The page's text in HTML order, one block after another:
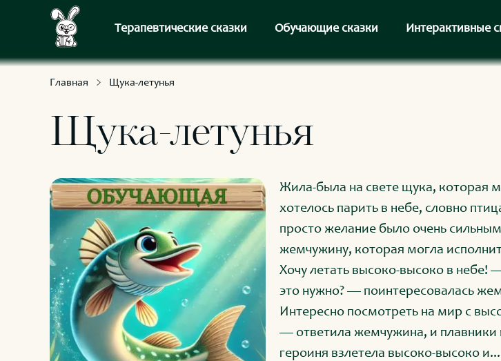
Терапевтические сказки Обучающие сказки Интерактивные
Для умных и любознательных
Главная Щука-летунья
Щука-летунья
Жила-была на свете щука, которая
хотелось парить в небе, словно
просто желание было очень
жемчужину, которая могла
Хочу летать высоко-высоко в
это нужно? — поинтересовалась
Интересно посмотреть на мир с
— ответила жемчужина, и
героиня взлетела высоко-высоко и... Не успела оглядеться, как